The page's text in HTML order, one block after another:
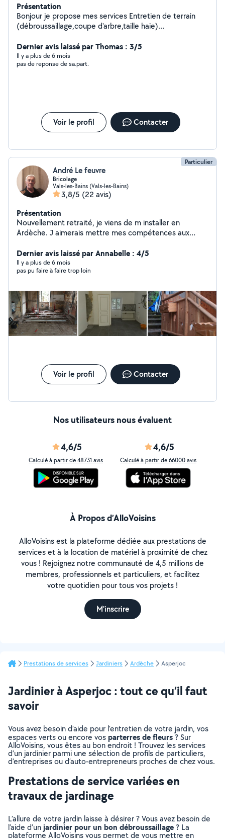
Présentation
Bonjour je propose mes services Entretien de terrain
(débroussaillage,coupe d'arbre,taille haie)
benne pour déchetterie ou déchet vert
Dernier avis laissé par Thomas : 3/5
Il y a plus de 6 mois
pas de reponse de sa.part.
Voir le profil Contacter
Particulier
André Le feuvre
Bricolage
Vals-les-Bains (Vals-les-Bains)
3,8/5 (22 avis)
Présentation
Nouvellement retraité, je viens de m installer en
Ardèche. J aimerais mettre mes compétences aux
ans d expérience ) , mais je suis diversifié dans le
domaine du batiment. Je suis de bons conseils et mon
objectif est de satisfaire les personnes m ayant fait
demande. Je peux également débroussailler votre
terrain.
Dernier avis laissé par Annabelle : 4/5
Il y a plus de 6 mois
pas pu faire à faire trop loin
Voir le profil Contacter
Nos utilisateurs nous évaluent
4,6/5
Calculé à partir de 48731 avis
4,6/5
Calculé à partir de 66000 avis
À Propos d’AlloVoisins
AlloVoisins est la plateforme dédiée aux prestations de
services et à la location de matériel à proximité de chez
vous ! Rejoignez notre communauté de 4,5 millions de
membres, professionnels et particuliers, et facilitez
votre quotidien pour tous vos projets !
M'inscrire
Prestations de services Jardiniers Ardèche Asperjoc
Jardinier à Asperjoc : tout ce qu’il faut
savoir
Vous avez besoin d’aide pour l’entretien de votre jardin, vos
espaces verts ou encore vosparterres de fleurs? Sur
AlloVoisins, vous êtes au bon endroit ! Trouvez les services
d’un jardinier parmi une sélection de profils de particuliers,
d’entreprises ou d’auto-entrepreneurs proches de chez vous.
Prestations de service variées en
travaux de jardinage
L’allure de votre jardin laisse à désirer ? Vous avez besoin de
l’aide d’unjardinier pour un bon débroussaillage? La
plateforme AlloVoisins vous permet de vous mettre en